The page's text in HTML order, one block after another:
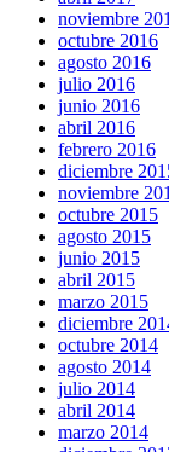
noviembre
octubre 2016
agosto 2016
julio 2016
junio 2016
abril 2016
febrero 2016
diciembre
noviembre
octubre 2015
agosto 2015
junio 2015
abril 2015
marzo 2015
diciembre
octubre 2014
agosto 2014
julio 2014
abril 2014
marzo 2014